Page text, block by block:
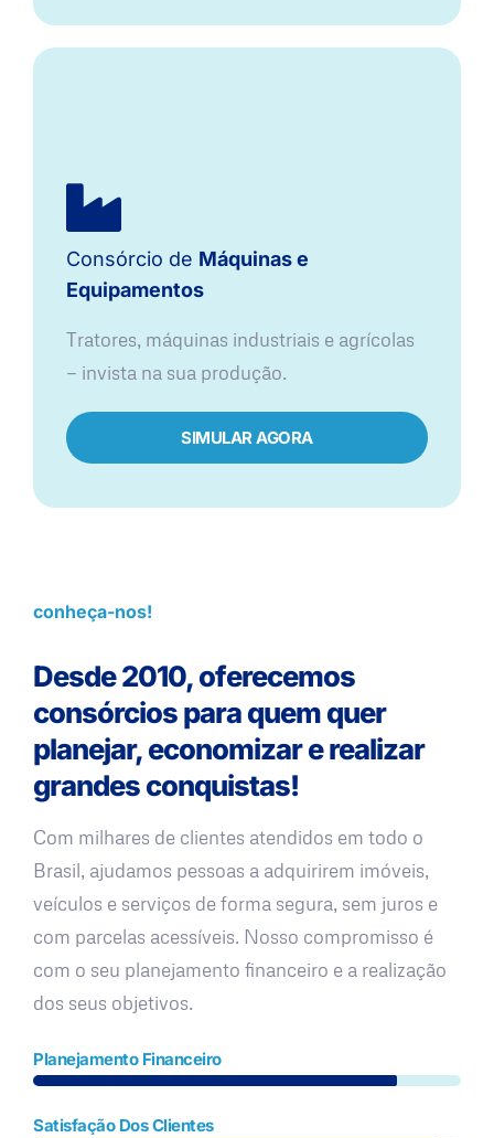
Consórcio de Máquinas e
Equipamentos
Tratores, máquinas industriais e agrícolas
— invista na sua produção.
SIMULAR AGORA
conheça-nos!
Desde 2010, oferecemos
consórcios para quem quer
planejar, economizar e realizar
grandes conquistas!
Com milhares de clientes atendidos em todo o
Brasil, ajudamos pessoas a adquirirem imóveis,
veículos e serviços de forma segura, sem juros e
com parcelas acessíveis. Nosso compromisso é
com o seu planejamento financeiro e a realização
dos seus objetivos.
Planejamento Financeiro
Satisfação Dos Clientes